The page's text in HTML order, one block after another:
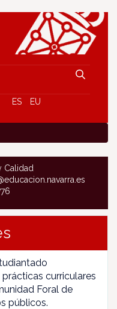
ES EU
Calidad
curriculares
Foral de
públicos.